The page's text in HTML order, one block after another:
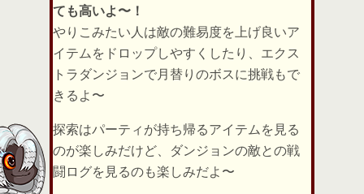
ても高いよ〜！
やりこみたい人は敵の難易度を上げ良いア
イテムをドロップしやすくしたり、エクス
トラダンジョンで月替りのボスに挑戦もで
きるよ〜
探索はパーティが持ち帰るアイテムを見る
のが楽しみだけど、ダンジョンの敵との戦
闘ログを見るのも楽しみだよ〜